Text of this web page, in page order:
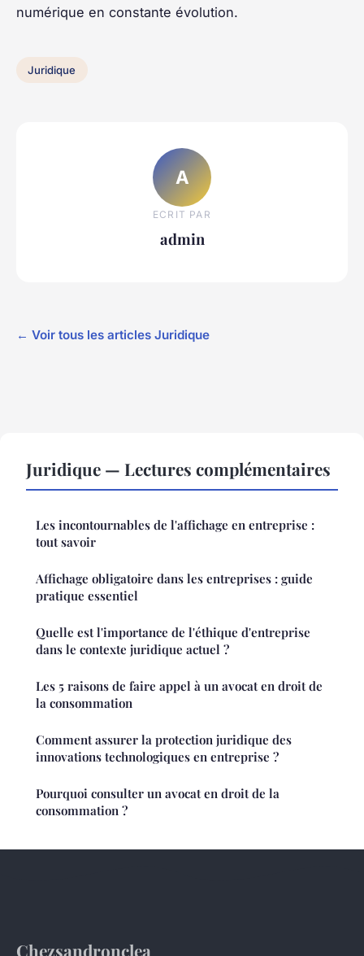
numérique en constante évolution.
Juridique
A
ECRIT PAR
admin
← Voir tous les articles Juridique
Juridique — Lectures complémentaires
Les incontournables de l'affichage en entreprise :
tout savoir
Affichage obligatoire dans les entreprises : guide
pratique essentiel
Quelle est l'importance de l'éthique d'entreprise
dans le contexte juridique actuel ?
Les 5 raisons de faire appel à un avocat en droit de
la consommation
Comment assurer la protection juridique des
innovations technologiques en entreprise ?
Pourquoi consulter un avocat en droit de la
consommation ?
Chezsandronclea